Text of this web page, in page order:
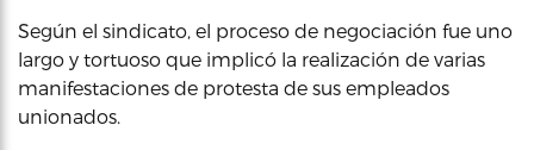
Según el sindicato, el proceso de negociación fue uno
largo y tortuoso que implicó la realización de varias
manifestaciones de protesta de sus empleados
unionados.